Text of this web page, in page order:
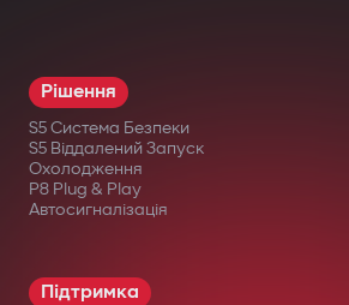
Рішення
S5 Система Безпеки
S5 Віддалений Запуск
Охолодження
P8 Plug & Play
Автосигналізація
Підтримка